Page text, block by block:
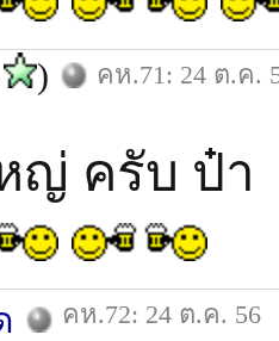
) คห.71: 24 ต.ค.
ญ่ ครับ ป๋า
คห.72: 24 ต.ค. 56